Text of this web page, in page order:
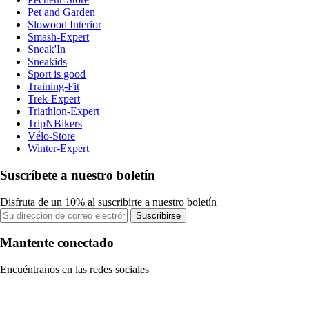
Pet and Garden
Slowood Interior
Smash-Expert
Sneak'In
Sneakids
Sport is good
Training-Fit
Trek-Expert
Triathlon-Expert
TripNBikers
Vélo-Store
Winter-Expert
Suscríbete a nuestro boletín
Disfruta de un 10% al suscribirte a nuestro boletín
Suscribirse
Mantente conectado
Encuéntranos en las redes sociales